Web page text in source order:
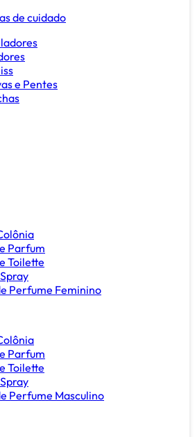
de cuidado
e Pentes
Parfum
Toilette
Perfume Feminino
Parfum
Toilette
Perfume Masculino